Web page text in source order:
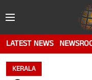
LATEST NEWS
KERALA